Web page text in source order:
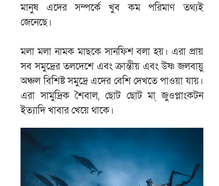
মানুষ এদের সম্পর্কে খুব কম পরিমাণ তথ্যই
জেনেছে।
মলা মলা নামক মাছকে সানফিশ বলা হয়। এরা প্রায়
সব সমুদ্রের তলদেশে এবং ক্রান্তীয় এবং উষ্ণ জলবায়ু
অঞ্চল বিশিষ্ট সমুদ্রে এদের বেশি দেখতে পাওয়া যায়।
এরা সামুদ্রিক শৈবাল, ছোট ছোট মা্‌ জুওপ্লাংকটন
ইত্যাদি খাবার খেয়ে থাকে।